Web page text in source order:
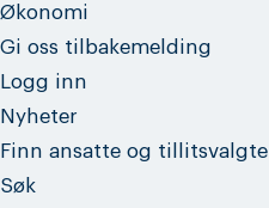
Økonomi
Gi oss tilbakemelding
Logg inn
Nyheter
Finn ansatte og tillitsvalgte
Søk